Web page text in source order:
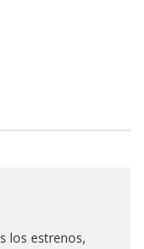
los estrenos,